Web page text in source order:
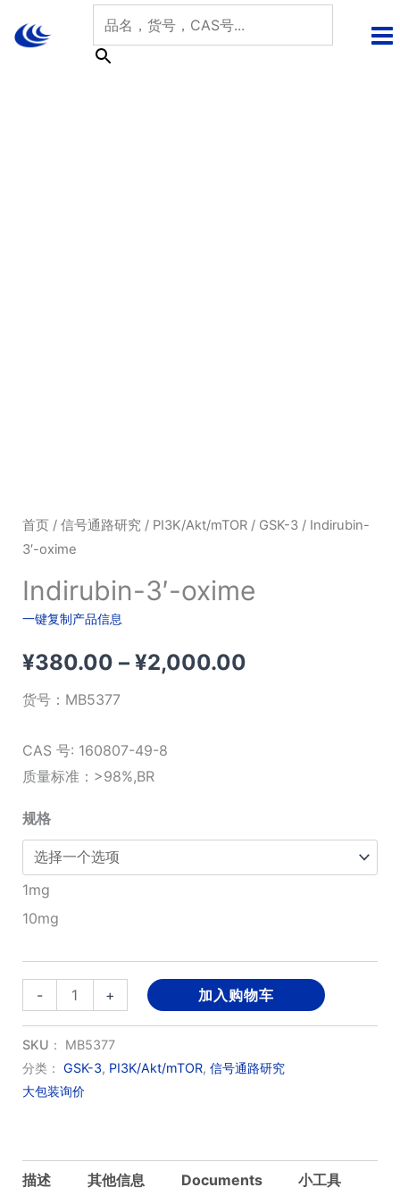
首页/ 信号通路研究/ PI3K/Akt/mTOR/ GSK-3/ Indirubin-
3′-oxime
Indirubin-3′-oxime
一键复制产品信息
¥380.00 – ¥2,000.00价
货号： MB5377
CAS 号: 160807-49-8
质量标准：>98%,BR
规格
1mg
10mg
-
Indirubin-
3'-
oxime
数
量
+ 加入购物车
SKU： MB5377
分类： GSK-3, PI3K/Akt/mTOR, 信号通路研究
大包装询价
描述 其他信息 Documents 小工具